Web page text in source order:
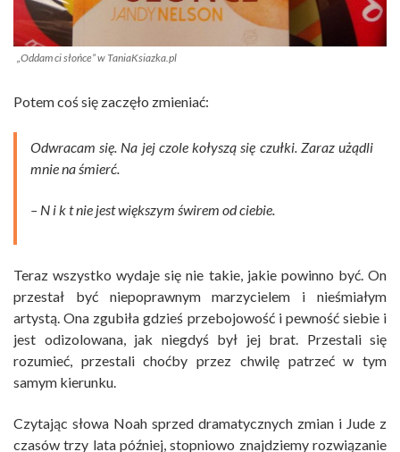
„Oddam ci słońce” w TaniaKsiazka.pl
Potem coś się zaczęło zmieniać:
Odwracam się. Na jej czole kołyszą się czułki. Zaraz użądli
mnie na śmierć.
– N i k t nie jest większym świrem od ciebie.
Teraz wszystko wydaje się nie takie, jakie powinno być. On
przestał być niepoprawnym marzycielem i nieśmiałym
artystą. Ona zgubiła gdzieś przebojowość i pewność siebie i
jest odizolowana, jak niegdyś był jej brat. Przestali się
rozumieć, przestali choćby przez chwilę patrzeć w tym
samym kierunku.
Czytając słowa Noah sprzed dramatycznych zmian i Jude z
czasów trzy lata później, stopniowo znajdziemy rozwiązanie